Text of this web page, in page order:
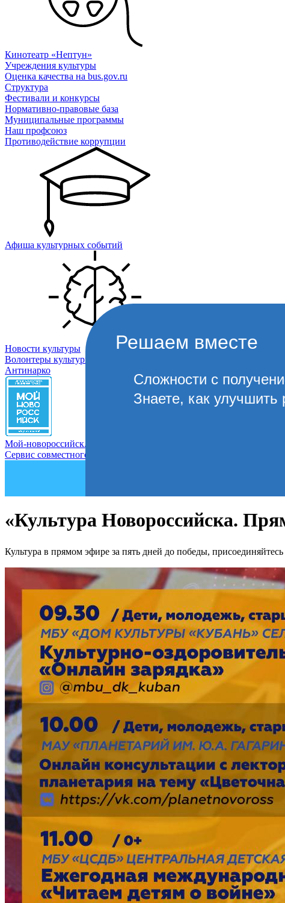
Кинотеатр «Нептун»
Учреждения культуры
Оценка качества на bus.gov.ru
Структура
Фестивали и конкурсы
Нормативно-правовые база
Муниципальные программы
Наш профсоюз
Противодействие коррупции
Афиша культурных событий
Новости культуры
Волонтеры культуры
Антинарко
Мой-новороссийск.рф
Сервис совместного управления городом
Решаем вместе
Сложности с
Знаете, как улучшить
«Культура Новороссийска.
Культура в прямом эфире за пять дней до победы,